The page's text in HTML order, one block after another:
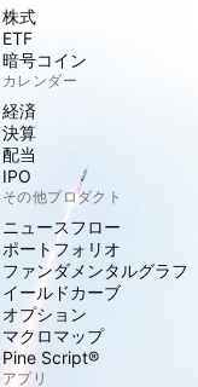
株式
ETF
暗号コイン
カレンダー
経済
決算
配当
IPO
その他プロダクト
ニュースフロー
ポートフォリオ
ファンダメンタルグラフ
イールドカーブ
オプション
マクロマップ
Pine Script®
アプリ